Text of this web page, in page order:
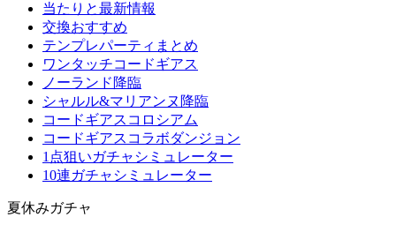
当たりと最新情報
交換おすすめ
テンプレパーティまとめ
ワンタッチコードギアス
ノーランド降臨
シャルル&マリアンヌ降臨
コードギアスコロシアム
コードギアスコラボダンジョン
1点狙いガチャシミュレーター
10連ガチャシミュレーター
夏休みガチャ